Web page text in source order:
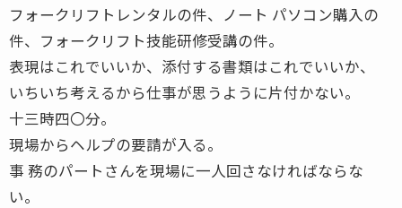
フォークリフトレンタルの件、ノート パソコン購入の
件、フォークリフト技能研修受講の件。
表現はこれでいいか、添付する書類はこれでいいか、
いちいち考えるから仕事が思うように片付かない。
十三時四〇分。
現場からヘルプの要請が入る。
事 務のパートさんを現場に一人回さなければならな
い。